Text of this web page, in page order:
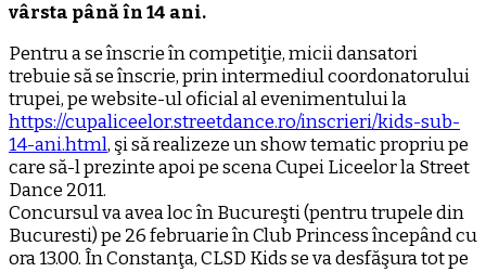
vârsta până în 14 ani.
Pentru a se înscrie în competiţie, micii dansatori
trebuie să se înscrie, prin intermediul coordonatorului
trupei, pe website-ul oficial al evenimentului la
https://cupaliceelor.streetdance.ro/inscrieri/kids-sub-
14-ani.html, şi să realizeze un show tematic propriu pe
care să-l prezinte apoi pe scena Cupei Liceelor la Street
Dance 2011.
Concursul va avea loc în Bucureşti (pentru trupele din
Bucuresti) pe 26 februarie în Club Princess începând cu
ora 13.00. În Constanţa, CLSD Kids se va desfăşura tot pe